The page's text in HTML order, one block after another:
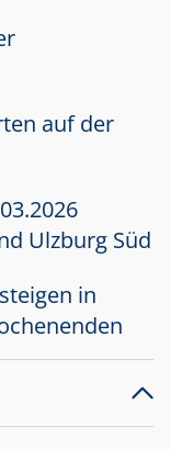
auf der
Ulzburg Süd
in